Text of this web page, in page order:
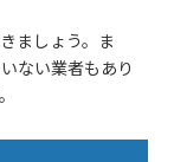
ましょう。ま
ない業者もあり